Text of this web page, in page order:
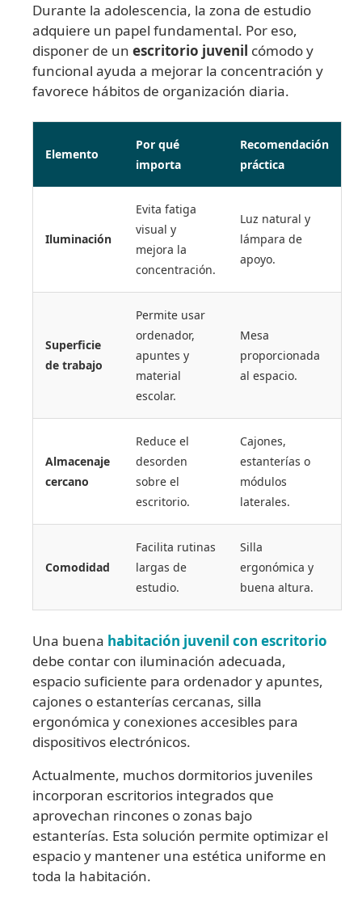
Durante la adolescencia, la zona de estudio
adquiere un papel fundamental. Por eso,
disponer de un escritorio juvenil cómodo y
funcional ayuda a mejorar la concentración y
favorece hábitos de organización diaria.
Elemento
Por qué
importa
Recomendación
práctica
Iluminación
Evita fatiga
visual y
mejora la
concentración.
Luz natural y
lámpara de
apoyo.
Superficie
de trabajo
Permite usar
ordenador,
apuntes y
material
escolar.
Mesa
proporcionada
al espacio.
Almacenaje
cercano
Reduce el
desorden
sobre el
escritorio.
Cajones,
estanterías o
módulos
laterales.
Comodidad
Facilita rutinas
largas de
estudio.
Silla
ergonómica y
buena altura.
Una buena habitación juvenil con escritorio
debe contar con iluminación adecuada,
espacio suficiente para ordenador y apuntes,
cajones o estanterías cercanas, silla
ergonómica y conexiones accesibles para
dispositivos electrónicos.
Actualmente, muchos dormitorios juveniles
incorporan escritorios integrados que
aprovechan rincones o zonas bajo
estanterías. Esta solución permite optimizar el
espacio y mantener una estética uniforme en
toda la habitación.